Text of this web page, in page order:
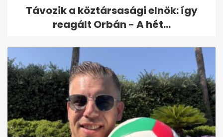
Távozik a köztársasági elnök: így
reagált Orbán - A hét...